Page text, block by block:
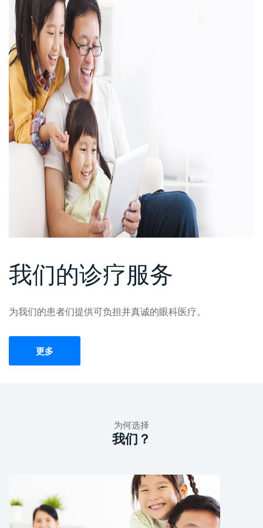
我们的诊疗服务
为我们的患者们提供可负担并真诚的眼科医疗。
更多
为何选择
我们？